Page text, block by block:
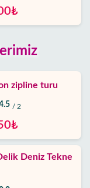
zipline turu
/ 2
Deniz Tekne